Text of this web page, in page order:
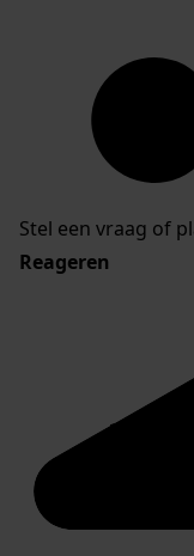
Stel een vraag of
Reageren